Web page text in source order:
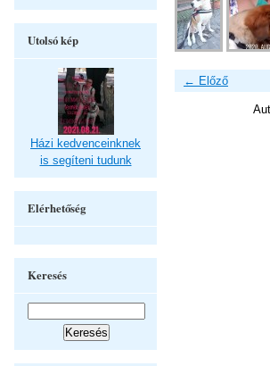
← Előző
Utolsó kép
Házi kedvenceinknek
is segíteni tudunk
Elérhetőség
Keresés